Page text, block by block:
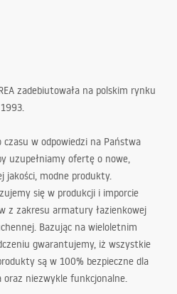
zadebiutowała na polskim rynku
czasu w odpowiedzi na Państwa
uzupełniamy ofertę o nowe,
jakości, modne produkty.
się w produkcji i imporcie
z zakresu armatury łazienkowej
Bazując na wieloletnim
gwarantujemy, iż wszystkie
są w 100% bezpieczne dla
oraz niezwykle funkcjonalne.